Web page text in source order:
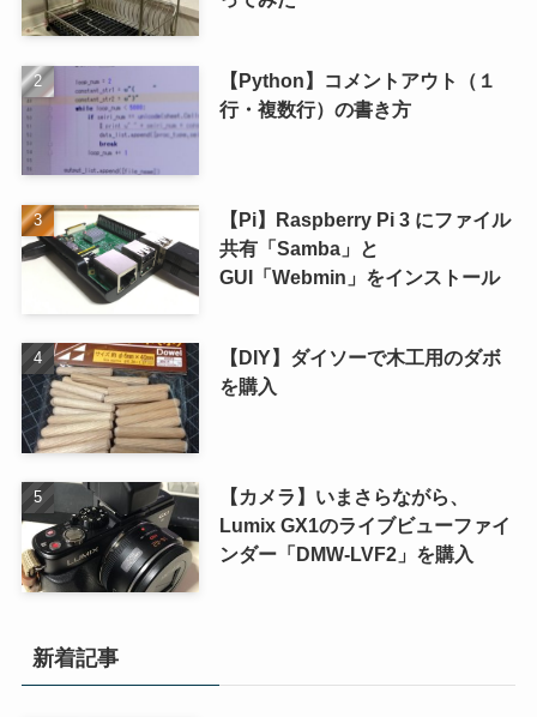
【Python】コメントアウト（１
行・複数行）の書き方
【Pi】Raspberry Pi 3 にファイル
共有「Samba」と
GUI「Webmin」をインストール
【DIY】ダイソーで木工用のダボ
を購入
【カメラ】いまさらながら、
Lumix GX1のライブビューファイ
ンダー「DMW-LVF2」を購入
新着記事